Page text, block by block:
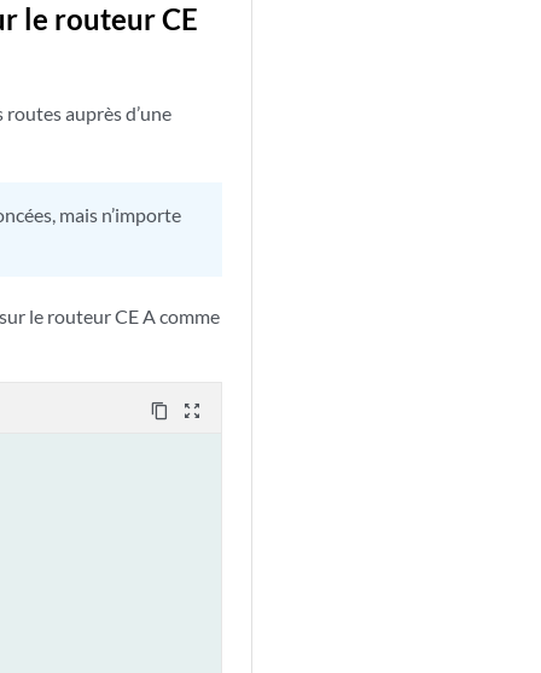
le routeur CE
auprès d’une
mais n’importe
le routeur CE A comme
content_copy zoom_out_map